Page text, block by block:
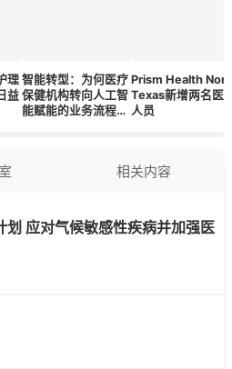
理
益
智能转型：为何医疗
保健机构转向人工智
能赋能的业务流程外
Prism Health North
Texas新增两名医疗
人员
相关内容
应对气候敏感性疾病并加强医